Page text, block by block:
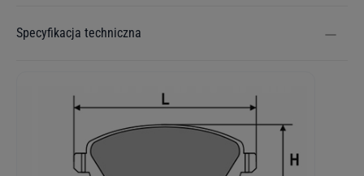
Specyfikacja techniczna